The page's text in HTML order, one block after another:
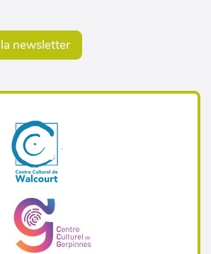
newsletter